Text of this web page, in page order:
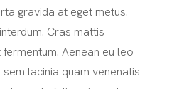
gravida at eget metus.
Cras mattis
Aenean eu leo
lacinia quam venenatis